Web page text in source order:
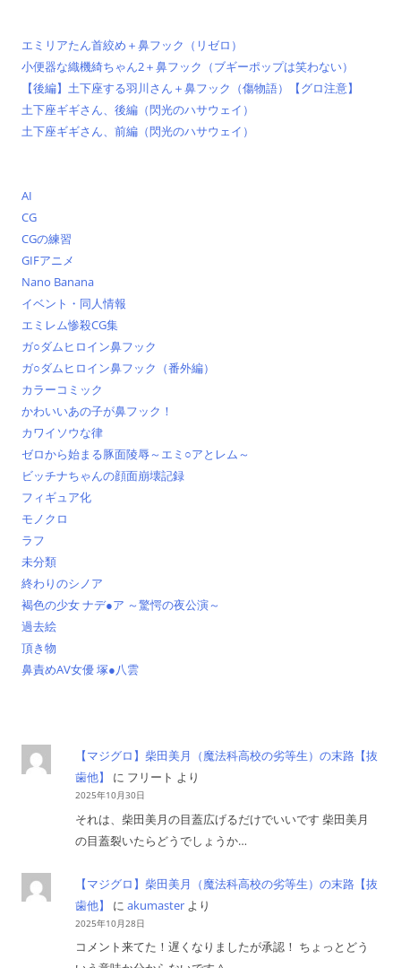
エミリアたん首絞め＋鼻フック（リゼロ）
小便器な織機綺ちゃん2＋鼻フック（ブギーポップは笑わない）
【後編】土下座する羽川さん＋鼻フック（傷物語）【グロ注意】
土下座ギギさん、後編（閃光のハサウェイ）
土下座ギギさん、前編（閃光のハサウェイ）
AI
CG
CGの練習
GIFアニメ
Nano Banana
イベント・同人情報
エミレム惨殺CG集
ガ○ダムヒロイン鼻フック
ガ○ダムヒロイン鼻フック（番外編）
カラーコミック
かわいいあの子が鼻フック！
カワイソウな律
ゼロから始まる豚面陵辱～エミ○アとレム～
ビッチナちゃんの顔面崩壊記録
フィギュア化
モノクロ
ラフ
未分類
終わりのシノア
褐色の少女 ナデ●ア ～驚愕の夜公演～
過去絵
頂き物
鼻責めAV女優 塚●八雲
【マジグロ】柴田美月（魔法科高校の劣等生）の末路【抜
歯他】
に フリート より
2025年10月30日
それは、柴田美月の目蓋広げるだけでいいです 柴田美月
の目蓋裂いたらどうでしょうか…
【マジグロ】柴田美月（魔法科高校の劣等生）の末路【抜
歯他】
に akumaster より
2025年10月28日
コメント来てた！遅くなりましたが承認！ ちょっとどう